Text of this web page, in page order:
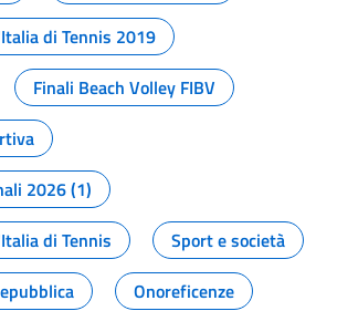
di Tennis 2019
Finali Beach Volley FIBV
2026 (1)
di Tennis
Sport e società
Onoreficenze